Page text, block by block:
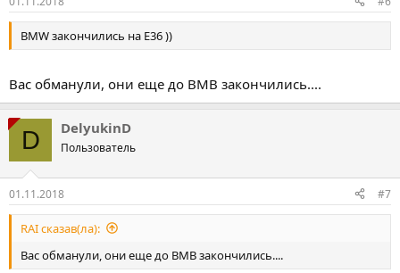
BMW закончились на Е36 ))
Вас обманули, они еще до ВМВ закончились....
D DelyukinD
Пользователь
01.11.2018 #7
RAI сказав(ла):
Вас обманули, они еще до ВМВ закончились....